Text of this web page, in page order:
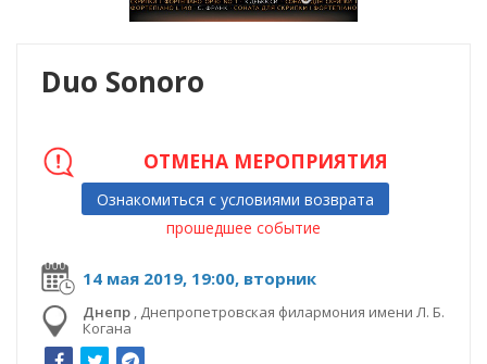
Duo Sonoro
14 мая 2019, 19:00, вторник
Днепр , Днепропетровская филармония имени Л. Б.
Когана
ОТМЕНА МЕРОПРИЯТИЯ
Ознакомиться с условиями возврата
прошедшее событие